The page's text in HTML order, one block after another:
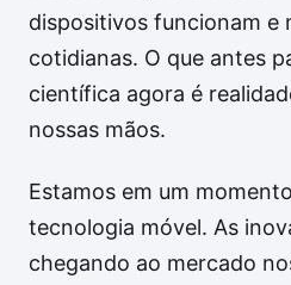
dispositivos funcionam e
cotidianas. O que antes
científica agora é
nossas mãos.
Estamos em um
tecnologia móvel. As
chegando ao mercado